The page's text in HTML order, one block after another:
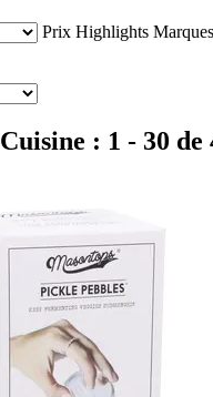
Prix Highlights Marques
: 1 - 30 de